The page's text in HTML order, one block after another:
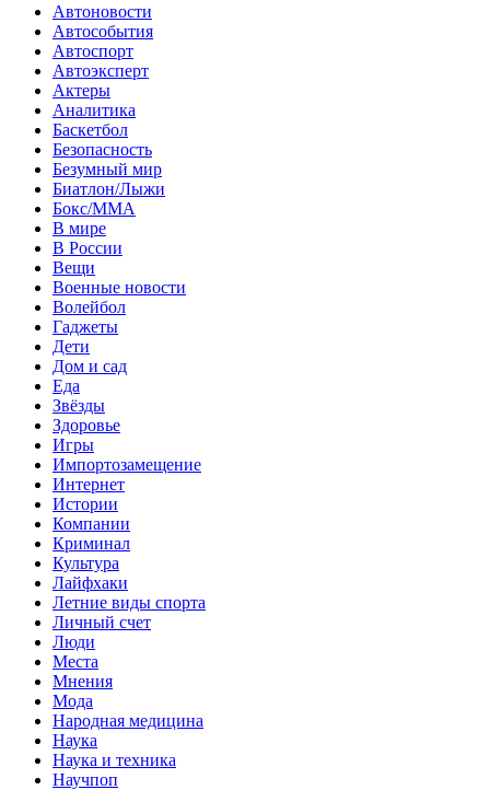
Автоновости
Автособытия
Автоспорт
Автоэксперт
Актеры
Аналитика
Баскетбол
Безопасность
Безумный мир
Биатлон/Лыжи
Бокс/MMA
В мире
В России
Вещи
Военные новости
Волейбол
Гаджеты
Дети
Дом и сад
Еда
Звёзды
Здоровье
Игры
Импортозамещение
Интернет
Истории
Компании
Криминал
Культура
Лайфхаки
Летние виды спорта
Личный счет
Люди
Места
Мнения
Мода
Народная медицина
Наука
Наука и техника
Научпоп